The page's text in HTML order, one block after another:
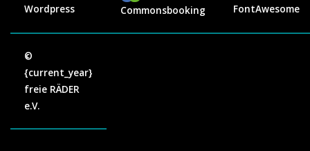
Wordpress
Commonsbooking
FontAwesome
©
{current_year}
freie RÄDER
e.V.